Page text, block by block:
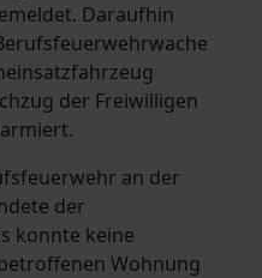
Daraufhin
der Freiwilligen
an der
der
konnte keine
Wohnung